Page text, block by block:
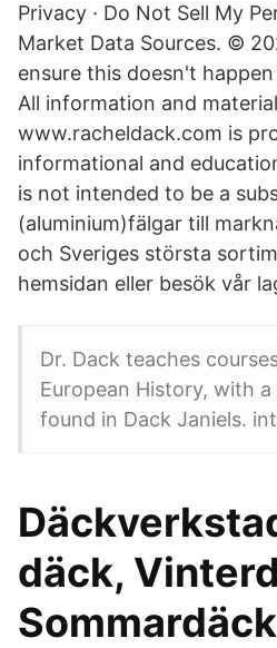
Privacy · Do Not Sell My
Market Data Sources. ©
ensure this doesn't
All information and
www.racheldack.com is
informational and
is not intended to be a
(aluminium)fälgar till
och Sveriges största
hemsidan eller besök vår
Dr. Dack teaches
European History, with
found in Dack Janiels.
däck,